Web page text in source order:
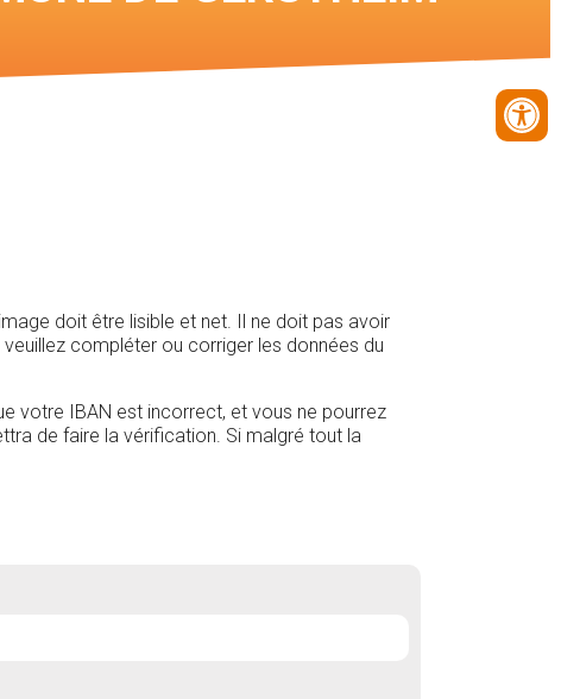
doit être lisible et net. Il ne doit pas avoir
compléter ou corriger les données du
votre IBAN est incorrect, et vous ne pourrez
de faire la vérification. Si malgré tout la